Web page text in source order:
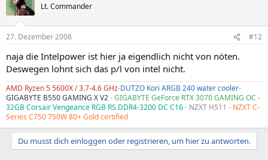
Lt. Commander
27. Dezember 2008 #12
naja die Intelpower ist hier ja eigendlich nicht von nöten.
Deswegen lohnt sich das p/l von intel nicht.
AMD Ryzen 5 5600X / 3.7-4.6 GHz-DUTZO Kori ARGB 240 water cooler-
GIGABYTE B550 GAMING X V2-GIGABYTE GeForce RTX 3070 GAMING OC -
32GB Corsair Vengeance RGB RS DDR4-3200 DC C16- NZXT H511 - NZXT C-
Series C750 750W 80+ Gold certified
Du musst dich einloggen oder registrieren, um hier zu antworten.